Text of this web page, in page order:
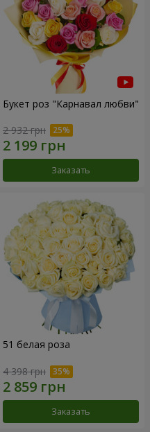
Букет роз "Карнавал любви"
2 932 грн
Заказать
51 белая роза
4 398 грн
Заказать